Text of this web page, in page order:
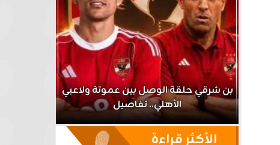
برشلونة يقترب من استعادة جواو كانسيلو
الأكثر قراءة